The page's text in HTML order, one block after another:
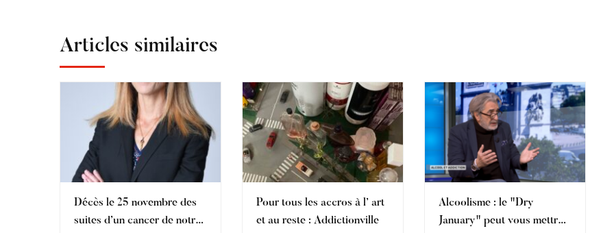
Articles similaires
Décès le 25 novembre des
suites d’un cancer de notre
Pour tous les accros à l’ art
et au reste : Addictionville
Alcoolisme : le "Dry
January" peut vous mettre